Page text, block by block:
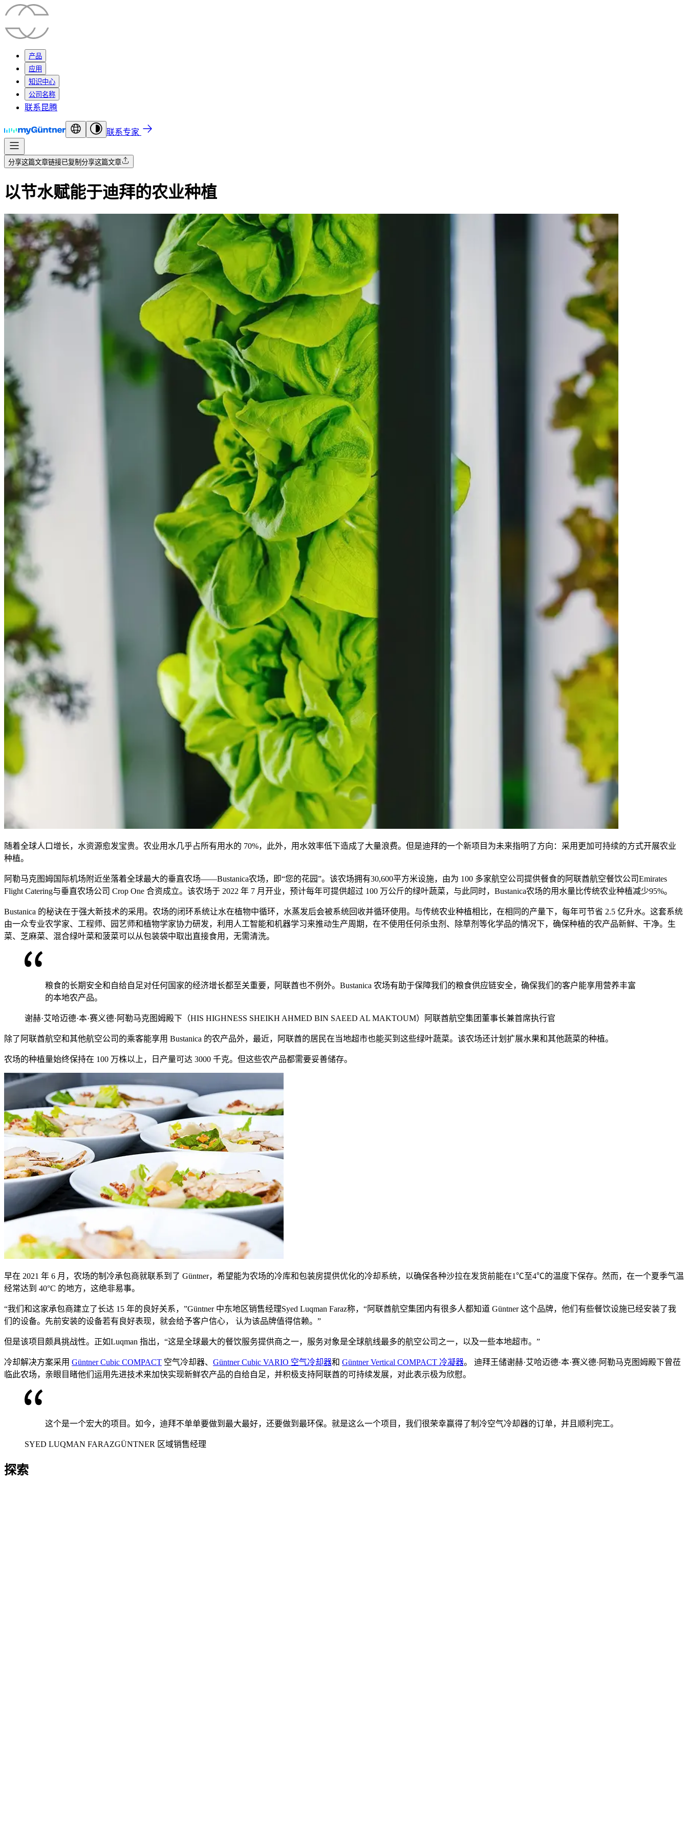
产品
应用
知识中心
公司名称
联系昆腾
联系专家
分享这篇文章链接已复制 分享这篇文章
以节水赋能于迪拜的农业种植
随着全球人口增长，水资源愈发宝贵。农业用水几乎占所有用水的 70%，此外，用水效率低下造成了大量浪费。但是迪拜的一个新项目为未来指明了方向：采用更加可持续的方式开展农业
种植。
阿勒马克图姆国际机场附近坐落着全球最大的垂直农场——Bustanica农场，即“您的花园”。该农场拥有30,600平方米设施，由为 100 多家航空公司提供餐食的阿联酋航空餐饮公司Emirates
Flight Catering与垂直农场公司 Crop One 合资成立。该农场于 2022 年 7 月开业，预计每年可提供超过 100 万公斤的绿叶蔬菜，与此同时，Bustanica农场的用水量比传统农业种植减少95%。
Bustanica 的秘诀在于强大新技术的采用。农场的闭环系统让水在植物中循环，水蒸发后会被系统回收并循环使用。与传统农业种植相比，在相同的产量下，每年可节省 2.5 亿升水。这套系统
由一众专业农学家、工程师、园艺师和植物学家协力研发，利用人工智能和机器学习来推动生产周期，在不使用任何杀虫剂、除草剂等化学品的情况下，确保种植的农产品新鲜、干净。生
菜、芝麻菜、混合绿叶菜和菠菜可以从包装袋中取出直接食用，无需清洗。
粮食的长期安全和自给自足对任何国家的经济增长都至关重要，阿联酋也不例外。Bustanica 农场有助于保障我们的粮食供应链安全，确保我们的客户能享用营养丰富
的本地农产品。
谢赫·艾哈迈德·本·赛义德·阿勒马克图姆殿下（HIS HIGHNESS SHEIKH AHMED BIN SAEED AL MAKTOUM） 阿联酋航空集团董事长兼首席执行官
除了阿联酋航空和其他航空公司的乘客能享用 Bustanica 的农产品外，最近，阿联酋的居民在当地超市也能买到这些绿叶蔬菜。该农场还计划扩展水果和其他蔬菜的种植。
农场的种植量始终保持在 100 万株以上，日产量可达 3000 千克。但这些农产品都需要妥善储存。
早在 2021 年 6 月，农场的制冷承包商就联系到了 Güntner，希望能为农场的冷库和包装房提供优化的冷却系统，以确保各种沙拉在发货前能在1℃至4℃的温度下保存。然而，在一个夏季气温
经常达到 40°C 的地方，这绝非易事。
“我们和这家承包商建立了长达 15 年的良好关系，”Güntner 中东地区销售经理Syed Luqman Faraz称，“阿联酋航空集团内有很多人都知道 Güntner 这个品牌，他们有些餐饮设施已经安装了我
们的设备。先前安装的设备若有良好表现，就会给予客户信心， 认为该品牌值得信赖。”
但是该项目颇具挑战性。正如Luqman 指出，“这是全球最大的餐饮服务提供商之一，服务对象是全球航线最多的航空公司之一，以及一些本地超市。”
冷却解决方案采用 Güntner Cubic COMPACT 空气冷却器、 Güntner Cubic VARIO 空气冷却器和 Güntner Vertical COMPACT 冷凝器。 迪拜王储谢赫·艾哈迈德·本·赛义德·阿勒马克图姆殿下曾莅
临此农场，亲眼目睹他们运用先进技术来加快实现新鲜农产品的自给自足，并积极支持阿联酋的可持续发展，对此表示极为欣慰。
这个是一个宏大的项目。如今，迪拜不单单要做到最大最好，还要做到最环保。就是这么一个项目，我们很荣幸赢得了制冷空气冷却器的订单，并且顺利完工。
SYED LUQMAN FARAZGÜNTNER 区域销售经理
探索